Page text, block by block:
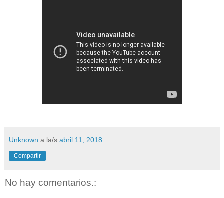
Unknown a la/s abril 11, 2018
Compartir
No hay comentarios.: